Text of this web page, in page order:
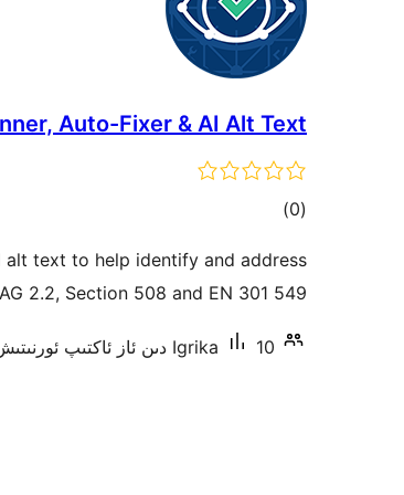
Auto-Fixer & AI Alt Text
(0 ئومۇمىي)
text to help identify and address
2.2, Section 508 and EN 301 549.
Igrika 10 دىن ئاز ئاكتىپ ئورنىتىش